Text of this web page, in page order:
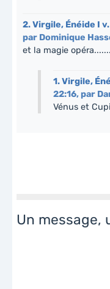
2.Virgile, Énéide I
par Dominique
et la magie
1.Virgile,
22:16,par
Vénus et
Un message,